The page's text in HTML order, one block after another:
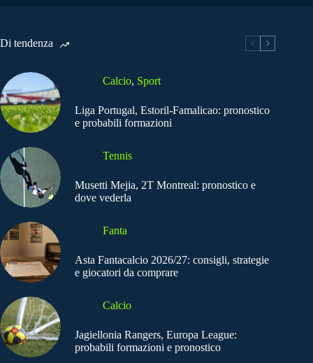
Di tendenza
Calcio, Sport
Liga Portugal, Estoril-Famalicao: pronostico
e probabili formazioni
Tennis
Musetti Mejia, 2T Montreal: pronostico e
dove vederla
Fanta
Asta Fantacalcio 2026/27: consigli, strategie
e giocatori da comprare
Calcio
Jagiellonia Rangers, Europa League:
probabili formazioni e pronostico